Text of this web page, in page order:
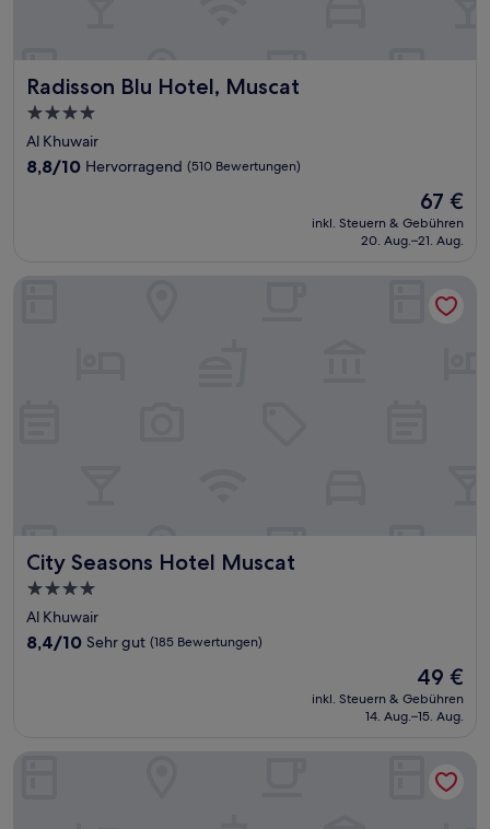
Radisson Blu Hotel, Muscat
Radisson Blu Hotel, Muscat
4.0-
Sterne-
Unterkunft
Al Khuwair
8.8
8,8/10 Hervorragend (510 Bewertungen)
Der
Preis
beträgt
67 €
inkl. Steuern & Gebühren
20. Aug.–21. Aug.
City Seasons Hotel Muscat
City Seasons Hotel Muscat
4.0-
Sterne-
Unterkunft
Al Khuwair
8.4
Bewertungen)
8,4/10 Sehr gut (185 Bewertungen)
Der
Preis
beträgt
49 €
inkl. Steuern & Gebühren
14. Aug.–15. Aug.
City Seasons Hotel Muscat